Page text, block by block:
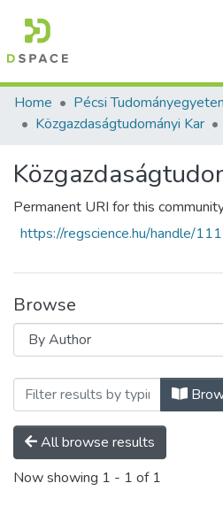
Communities &
All of
Home
Pécsi
Közgazdaságtudományi Kar
Permanent URI for this
https://regscience.hu/handle/
Browse
Browsing
All browse results
Now showing 1 - 1 of 1